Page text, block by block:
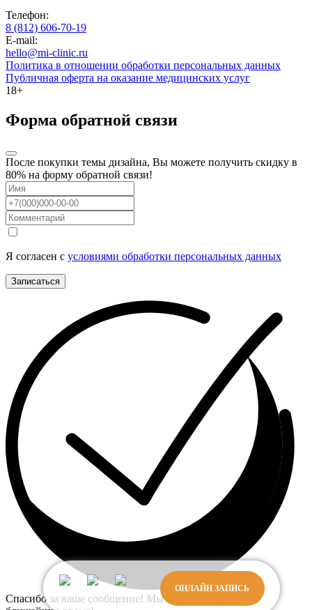
ОНЛАЙН ЗАПИСЬ
Телефон:
8 (812) 606-70-19
E-mail:
hello@mi-clinic.ru
Политика в отношении обработки персональных данных
Публичная оферта на оказание медицинских услуг
18+
Форма обратной связи
После покупки темы дизайна, Вы можете получить скидку в
80% на форму обратной связи!
Я согласен с условиями обработки персональных данных
Записаться
Спасибо за ваше сообщение! Мы свяжемся с вами в